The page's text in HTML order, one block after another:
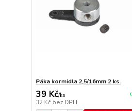
Páka kormidla 2,5/16mm 2 ks.
39 Kč/ks
32 Kč bez DPH